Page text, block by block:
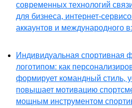
современных технологий
для бизнеса, интернет-
аккаунтов и международного
Индивидуальная спортивная
логотипом: как
формирует командный стиль,
повышает мотивацию
мощным инструментом